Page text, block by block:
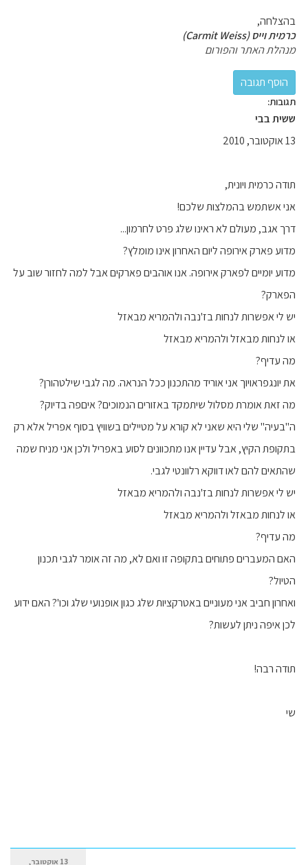
בהצלחה,
כרמית וייס (Carmit Weiss)
מנהלת האתר והפורום
תגובות:
ששית בבי
13 אוקטובר, 2010
תודה כרמית ויונית,
אני אשתמש בהמלצות שלכם!
דרך אגב, מעולם לא ראינו שלג פרט לחרמון...
מדוע פארק אירופה ליום האחרון אינו מומלץ?
מדוע יומיים לפארק אירופה. אנו אוהבים פארקים אבל למה לחזור שוב על
הפארק?
יש לי אפשרות לנחות בז'נבה ולהמריא מבאזל
או לנחות מבאזל ולהמריא מבאזל
מה עדיף?
את יונגפראויוך אני אוריד מהתכנון ככל הנראה. מה לגבי שילטהורן?
מה זאת אומרת מסלול שיתמקד באזורים הנמוכים? איםפה בדיוק?
ה"בעיה" שלי היא שאני לא קורא על מטיילים בשוויץ בסוף אפריל אלא רק
בתקופת הקיץ, אבל עדיין אנו מתכוונים לסוע באפריל ולכן אני מניח שמה
שהתאים להם לאו דווקא רלוונטי לגבי.
יש לי אפשרות לנחות בז'נבה ולהמריא מבאזל
או לנחות מבאזל ולהמריא מבאזל
מה עדיף?
האם המעברים פתוחים בתקופה זו ואם לא, מה זה אומר לגבי תכנון
הטיול?
ואחרון חביב אני מעוניים באטרקציות שלג כגון אופנועי שלג וכו'? האם ידוע
לכן איפה ניתן לעשות?
תודה רבה!
שי
13 אוקטובר,